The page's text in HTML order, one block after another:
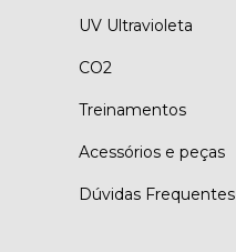
UV Ultravioleta
CO2
Treinamentos
Acessórios e peças
Dúvidas Frequentes